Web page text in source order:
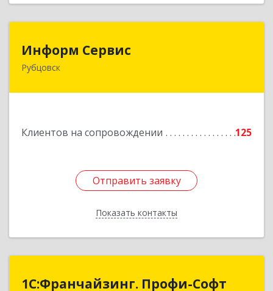
Информ Сервис
Рубцовск
Клиентов на сопровождении 125
Отправить заявку
Показать контакты
658204, Алтайский край, Рубцовск г, Алтайская
Отправить заявку
Назад
1С:Франчайзинг. Профи-Софт
1С:Франчайзинг. Профи-Софт